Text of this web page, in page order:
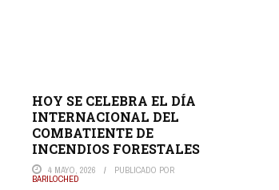
HOY SE CELEBRA EL DÍA
INTERNACIONAL DEL
COMBATIENTE DE
INCENDIOS FORESTALES
4 MAYO, 2026 PUBLICADO POR
BARILOCHED